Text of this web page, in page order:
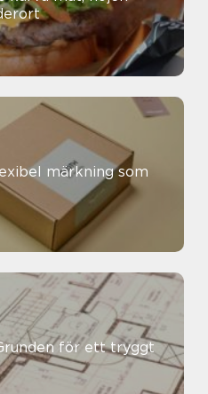
för ett tryggt